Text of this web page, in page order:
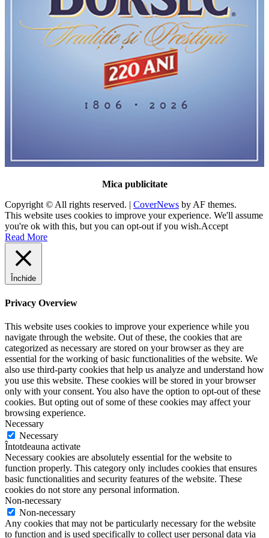
Mica publicitate
Copyright © All rights reserved. | CoverNews by AF themes.
This website uses cookies to improve your experience. We'll assume
you're ok with this, but you can opt-out if you wish.Accept
Read More
Închide
Privacy Overview
This website uses cookies to improve your experience while you
navigate through the website. Out of these, the cookies that are
categorized as necessary are stored on your browser as they are
essential for the working of basic functionalities of the website. We
also use third-party cookies that help us analyze and understand how
you use this website. These cookies will be stored in your browser
only with your consent. You also have the option to opt-out of these
cookies. But opting out of some of these cookies may affect your
browsing experience.
Necessary
Necessary
Întotdeauna activate
Necessary cookies are absolutely essential for the website to
function properly. This category only includes cookies that ensures
basic functionalities and security features of the website. These
cookies do not store any personal information.
Non-necessary
Non-necessary
Any cookies that may not be particularly necessary for the website
to function and is used specifically to collect user personal data via